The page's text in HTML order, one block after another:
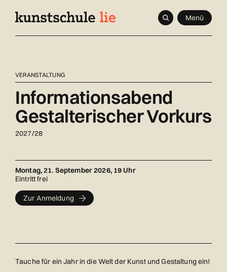
Navigieren
Seitenkontext Menü
VERANSTALTUNG
Informationsabend
Gestalterischer Vorkurs
2027/28
Montag, 21. September 2026, 19 Uhr
Eintritt frei
Zur Anmeldung
Tauche für ein Jahr in die Welt der Kunst und Gestaltung ein!